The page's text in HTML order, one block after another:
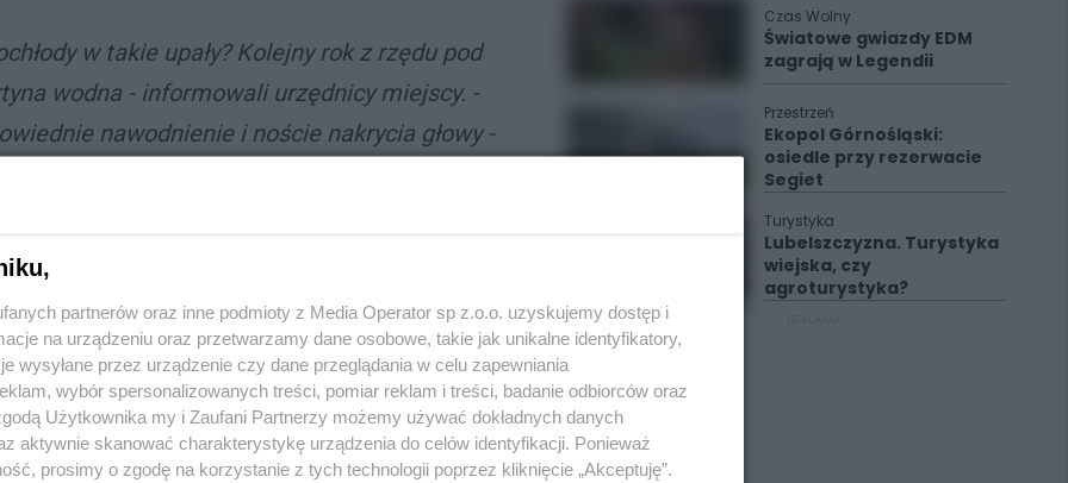
w takie upały? Kolejny rok z rzędu pod
wodna - informowali urzędnicy miejscy. -
nawodnienie i noście nakrycia głowy -
zwłaszcza wśród najmłodszych
dzięki punktowi z wodą. Został umieszczony przy
też znajdować się wodopoje dla zwierząt.
Czas Wolny
Światowe gwiazdy EDM
zagrają w Legendii
Przestrzeń
Ekopol Górnośląski:
osiedle przy rezerwacie
Segiet
Turystyka
Lubelszczyzna. Turystyka
wiejska, czy
agroturystyka?
partnerów oraz inne podmioty z Media Operator sp z.o.o. uzyskujemy dostęp i
na urządzeniu oraz przetwarzamy dane osobowe, takie jak unikalne identyfikatory,
wysyłane przez urządzenie czy dane przeglądania w celu zapewniania
wybór spersonalizowanych treści, pomiar reklam i treści, badanie odbiorców oraz
Użytkownika my i Zaufani Partnerzy możemy używać dokładnych danych
aktywnie skanować charakterystykę urządzenia do celów identyfikacji. Ponieważ
prosimy o zgodę na korzystanie z tych technologii poprzez kliknięcie „Akceptuję”.